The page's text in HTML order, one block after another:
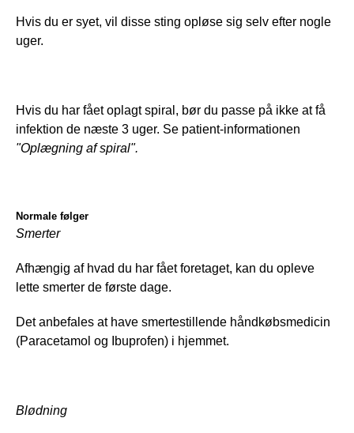
Hvis du er syet, vil disse sting opløse sig selv efter nogle
uger.
Hvis du har fået oplagt spiral, bør du passe på ikke at få
"Oplægning af spiral".
Normale følger
Smerter
Afhængig af hvad du har fået foretaget, kan du opleve
lette smerter de første dage.
Det anbefales at have smertestillende håndkøbsmedicin
(Paracetamol og Ibuprofen) i hjemmet.
Blødning